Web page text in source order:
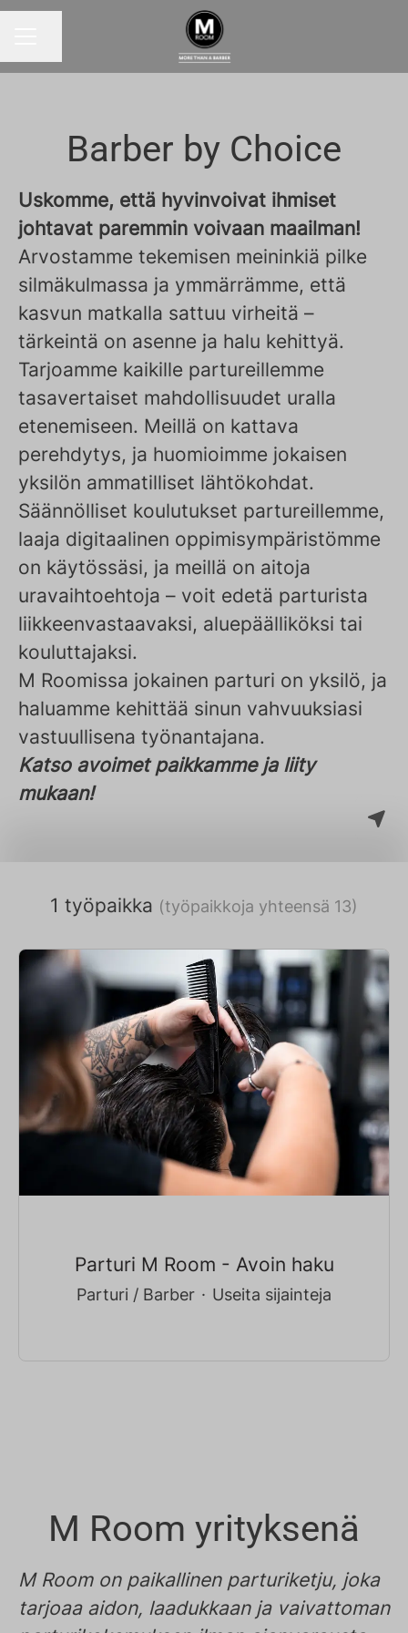
Barber by Choice
Uskomme, että hyvinvoivat ihmiset
johtavat paremmin voivaan maailman!
Arvostamme tekemisen meininkiä pilke
silmäkulmassa ja ymmärrämme, että
kasvun matkalla sattuu virheitä –
tärkeintä on asenne ja halu kehittyä.
Tarjoamme kaikille partureillemme
tasavertaiset mahdollisuudet uralla
etenemiseen. Meillä on kattava
perehdytys, ja huomioimme jokaisen
yksilön ammatilliset lähtökohdat.
Säännölliset koulutukset partureillemme,
laaja digitaalinen oppimisympäristömme
on käytössäsi, ja meillä on aitoja
uravaihtoehtoja – voit edetä parturista
liikkeenvastaavaksi, aluepäälliköksi tai
kouluttajaksi.
M Roomissa jokainen parturi on yksilö, ja
haluamme kehittää sinun vahvuuksiasi
vastuullisena työnantajana.
Katso avoimet paikkamme ja liity
mukaan!
1 työpaikka (työpaikkoja yhteensä 13)
Parturi M Room - Avoin haku
Parturi / Barber · Useita sijainteja
M Room yrityksenä
M Room on paikallinen parturiketju, joka
tarjoaa aidon, laadukkaan ja vaivattoman